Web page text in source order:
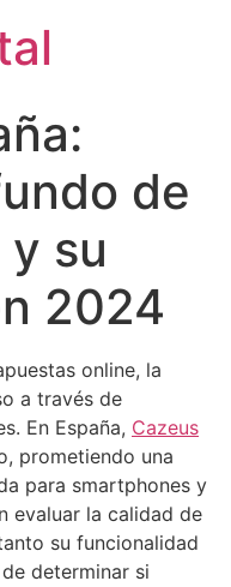
de
su
2024
online, la
a través de
En España, Cazeus
prometiendo una
para smartphones y
evaluar la calidad de
su funcionalidad
determinar si